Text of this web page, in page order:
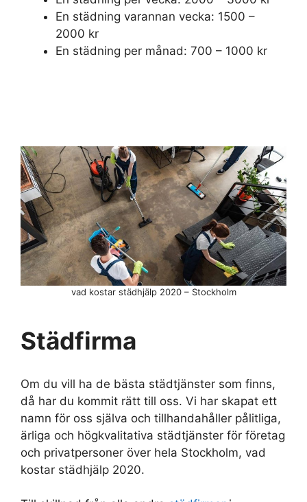
En städning varannan vecka: 1500 –
2000 kr
En städning per månad: 700 – 1000 kr
Städfirma
Om du vill ha de bästa städtjänster som finns,
då har du kommit rätt till oss. Vi har skapat ett
namn för oss själva och tillhandahåller pålitliga,
ärliga och högkvalitativa städtjänster för företag
och privatpersoner över hela Stockholm, vad
kostar städhjälp 2020.
vad kostar städhjälp 2020 – Stockholm